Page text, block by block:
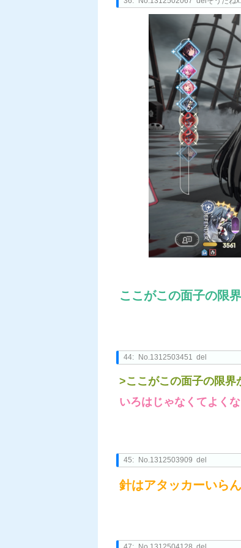
ここがこの面子の限
44: No.1312503451 del
>ここがこの面子の限界
いろはじゃなくてよく
45: No.1312503909 del
針はアタッカーいら